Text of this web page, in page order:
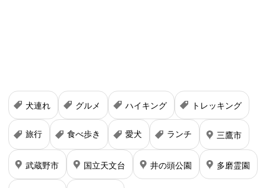
犬連れ グルメ ハイキング トレッキング
旅行 食べ歩き 愛犬 ランチ 三鷹市
武蔵野市 国立天文台 井の頭公園 多磨霊園